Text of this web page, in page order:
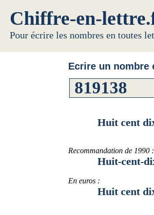
Chiffre-en-
Pour écrire les nombres en toutes
Ecrire un nombre
Huit cent dix-
Recommandation de 1990 :
Huit-cent-dix-
En euros :
Huit cent dix-